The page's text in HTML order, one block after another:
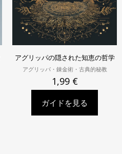
アグリッパの隠された知恵の哲学
アグリッパ・錬金術・古典的秘教
1,99 €
ガイドを見る